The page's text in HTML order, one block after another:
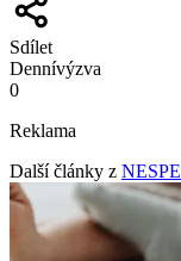
Sdílet
Dennívýzva
0
Reklama
Další články z